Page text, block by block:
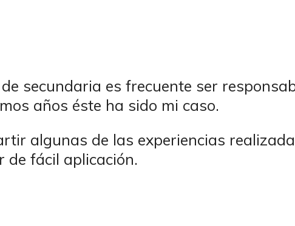
secundaria es frecuente ser
años éste ha sido mi caso.
algunas de las experiencias
de fácil aplicación.